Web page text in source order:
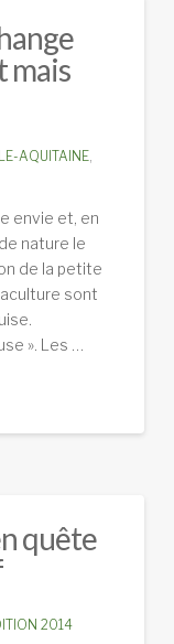
mais
AQUITAINE,
envie et, en
nature le
de la petite
sont
». Les …
quête
2014